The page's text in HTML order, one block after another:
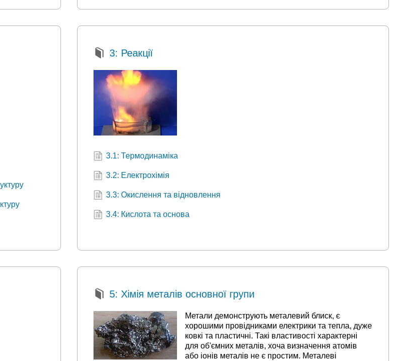
3: Реакції
3.1: Термодинаміка
3.2: Електрохімія
3.3: Окислення та відновлення
3.4: Кислота та основа
5: Хімія металів основної групи
Метали демонструють металевий блиск, є
хорошими провідниками електрики та тепла, дуже
ковкі та пластичні. Такі властивості характерні
для об'ємних металів, хоча визначення атомів
або іонів металів не є простим. Металеві